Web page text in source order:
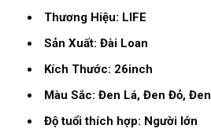
Thương Hiệu: LIFE
Sản Xuất: Đài Loan
Kích Thước: 26inch
Màu Sắc: Đen Lá, Đen Đỏ,
Độ tuổi thích hợp: Người lớn